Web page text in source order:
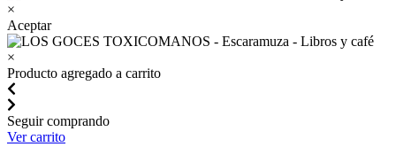
×
Aceptar
×
Producto agregado a carrito
Seguir comprando
Ver carrito